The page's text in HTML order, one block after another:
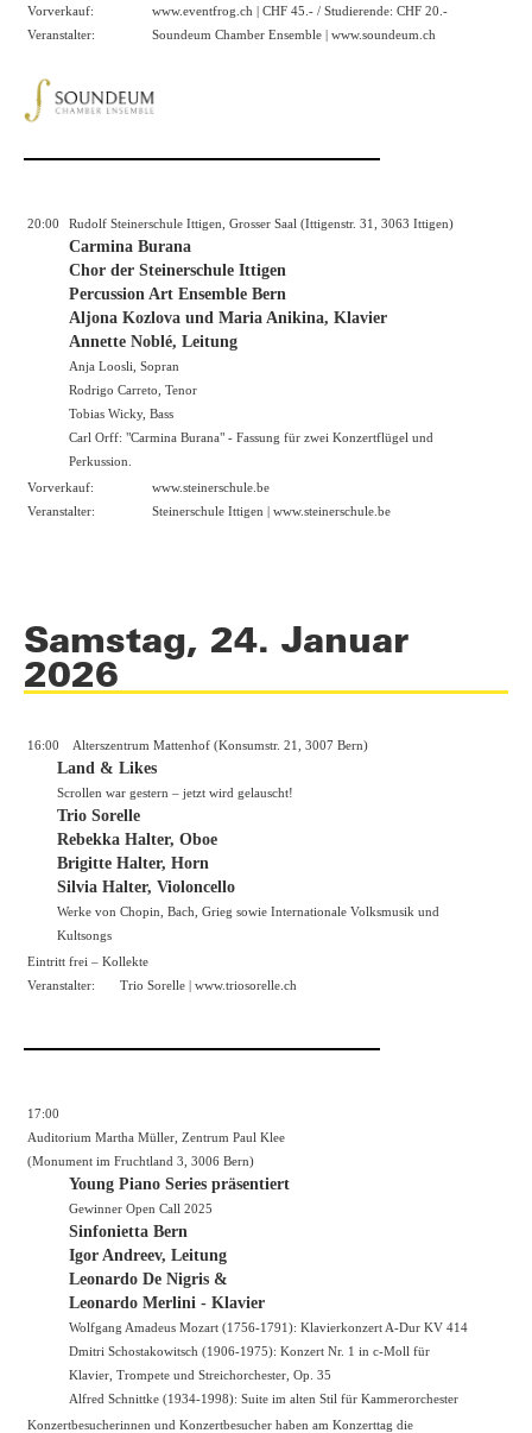
Vorverkauf:
www.eventfrog.ch | CHF 45.- / Studierende: CHF 20.-
Veranstalter:
Soundeum Chamber Ensemble | www.soundeum.ch
20:00 Rudolf Steinerschule Ittigen, Grosser Saal (Ittigenstr. 31, 3063 Ittigen)
Carmina Burana
Chor der Steinerschule Ittigen
Percussion Art Ensemble Bern
Aljona Kozlova und Maria Anikina, Klavier
Annette Noblé, Leitung
Anja Loosli, Sopran
Rodrigo Carreto, Tenor
Tobias Wicky, Bass
Carl Orff: "Carmina Burana" - Fassung für zwei Konzertflügel und
Perkussion.
Vorverkauf:
www.steinerschule.be
Veranstalter:
Steinerschule Ittigen | www.steinerschule.be
Samstag, 24. Januar
2026
16:00 Alterszentrum Mattenhof (Konsumstr. 21, 3007 Bern)
Land & Likes
Scrollen war gestern – jetzt wird gelauscht!
Trio Sorelle
Rebekka Halter, Oboe
Brigitte Halter, Horn
Silvia Halter, Violoncello
Werke von Chopin, Bach, Grieg sowie Internationale Volksmusik und
Kultsongs
Eintritt frei – Kollekte
Veranstalter:
Trio Sorelle | www.triosorelle.ch
17:00
Auditorium Martha Müller, Zentrum Paul Klee
(Monument im Fruchtland 3, 3006 Bern)
Young Piano Series präsentiert
Gewinner Open Call 2025
Sinfonietta Bern
Igor Andreev, Leitung
Leonardo De Nigris &
Leonardo Merlini - Klavier
Wolfgang Amadeus Mozart (1756-1791): Klavierkonzert A-Dur KV 414
Dmitri Schostakowitsch (1906-1975): Konzert Nr. 1 in c-Moll für
Klavier, Trompete und Streichorchester, Op. 35
Alfred Schnittke (1934-1998): Suite im alten Stil für Kammerorchester
Konzertbesucherinnen und Konzertbesucher haben am Konzerttag die